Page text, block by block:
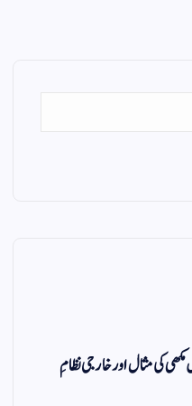
مکھی کی مثال اور خارجی نظامِ